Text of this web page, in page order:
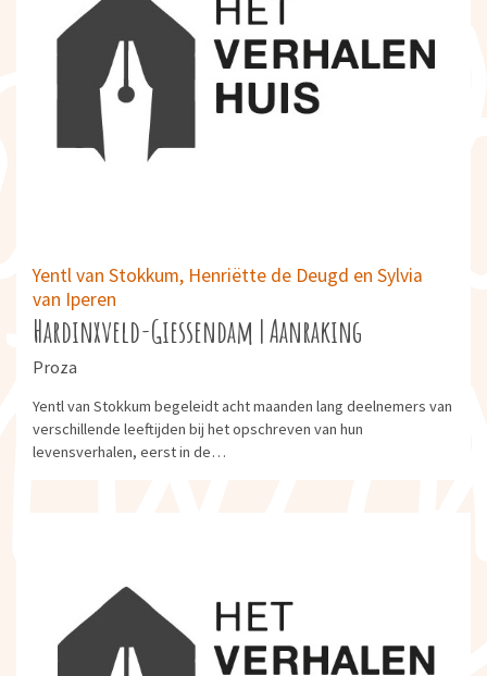
Yentl van Stokkum, Henriëtte de Deugd en Sylvia
van Iperen
Hardinxveld-Giessendam | Aanraking
Proza
Yentl van Stokkum begeleidt acht maanden lang deelnemers van
verschillende leeftijden bij het opschreven van hun
levensverhalen, eerst in de…